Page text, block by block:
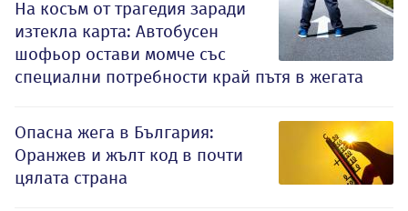
На косъм от трагедия заради
изтекла карта: Автобусен
шофьор остави момче със
специални потребности край пътя в жегата
Опасна жега в България:
Оранжев и жълт код в почти
цялата страна